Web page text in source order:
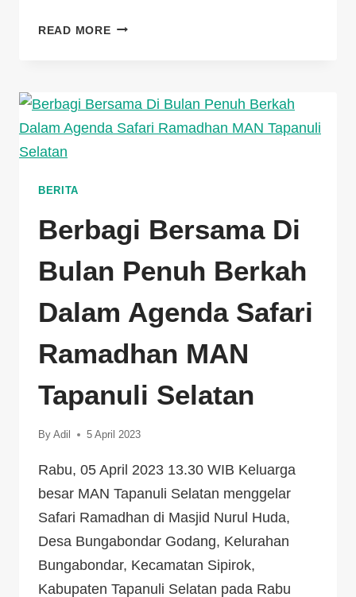
READ MORE
BERITA
Berbagi Bersama Di
Bulan Penuh Berkah
Dalam Agenda Safari
Ramadhan MAN
Tapanuli Selatan
By Adil 5 April 2023
Rabu, 05 April 2023 13.30 WIB Keluarga
besar MAN Tapanuli Selatan menggelar
Safari Ramadhan di Masjid Nurul Huda,
Desa Bungabondar Godang, Kelurahan
Bungabondar, Kecamatan Sipirok,
Kabupaten Tapanuli Selatan pada Rabu